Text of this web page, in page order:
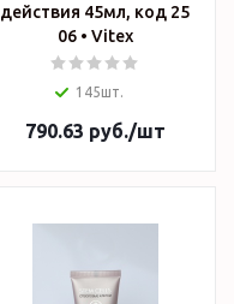
действия 45мл, код 25
06 • Vitex
145шт.
790.63 руб./шт